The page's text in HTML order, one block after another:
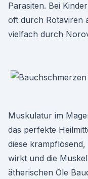
Parasiten. Bei
oft durch Rotaviren
vielfach durch
Muskulatur im
das perfekte
diese
wirkt und die
ätherischen Öle